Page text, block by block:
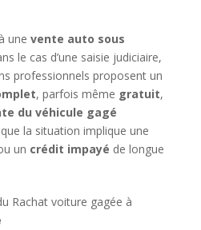
une vente auto sous
le cas d’une saisie judiciaire,
professionnels proposent un
, parfois même gratuit,
du véhicule gagé
la situation implique une
un crédit impayé de longue
Rachat voiture gagée à